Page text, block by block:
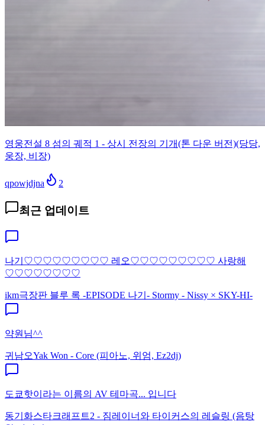
영웅전설 8 섬의 궤적 1 - 상시 전장의 기개(톤 다운 버전)(당당,
웅장, 비장)
qpowjdjna 2
최근 업데이트
나기♡♡♡♡♡♡♡♡♡ 레오♡♡♡♡♡♡♡♡♡ 사랑해
♡♡♡♡♡♡♡♡
ikm극장판 블루 록 -EPISODE 나기- Stormy - Nissy × SKY-HI-
약원님^^
귀남오Yak Won - Core (피아노, 위엄, Ez2dj)
도쿄핫이라는 이름의 AV 테마곡... 입니다
동기화스타크래프트2 - 짐레이너와 타이커스의 레슬링 (음탕